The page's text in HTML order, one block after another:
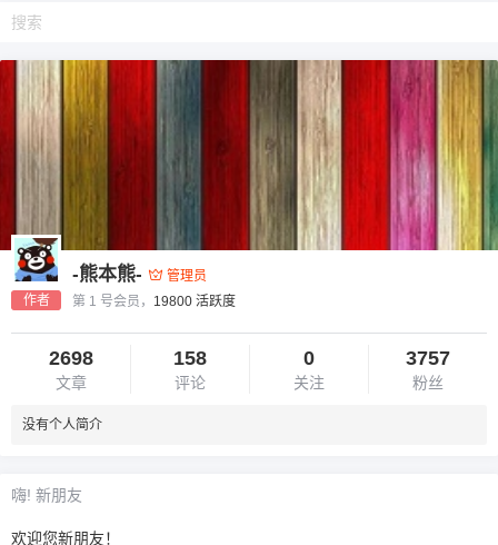
作者
-熊本熊-
管理员
第 1 号会员， 19800 活跃度
2698
文章
158
评论
0
关注
3757
粉丝
没有个人简介
嗨! 新朋友
欢迎您新朋友！